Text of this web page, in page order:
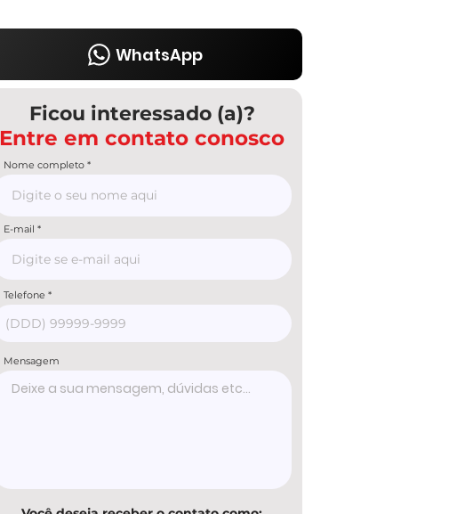
WhatsApp
Ficou interessado (a)?
Entre em contato conosco
Nome completo
E-mail
Telefone
Mensagem